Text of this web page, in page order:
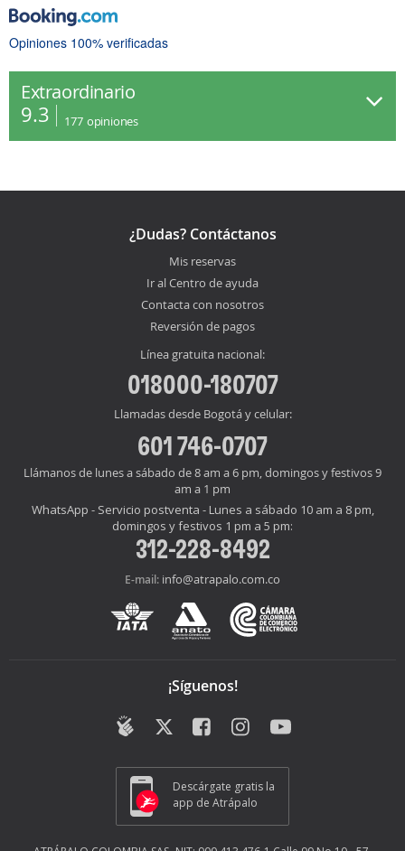
Opiniones 100% verificadas
Extraordinario
9.3 177 opiniones
¿Dudas? Contáctanos
Mis reservas
Ir al Centro de ayuda
Contacta con nosotros
Reversión de pagos
Línea gratuita nacional:
018000-180707
Llamadas desde Bogotá y celular:
601 746-0707
Llámanos de lunes a sábado de 8 am a 6 pm, domingos y festivos 9
am a 1 pm
WhatsApp - Servicio postventa - Lunes a sábado 10 am a 8 pm,
domingos y festivos 1 pm a 5 pm:
312-228-8492
E-mail: info@atrapalo.com.co
¡Síguenos!
Descárgate gratis la
app de Atrápalo